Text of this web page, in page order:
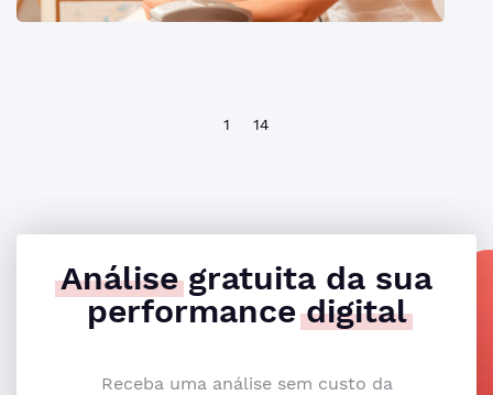
1 14
Análisegratuita da sua
performancedigital
Receba uma análise sem custo da